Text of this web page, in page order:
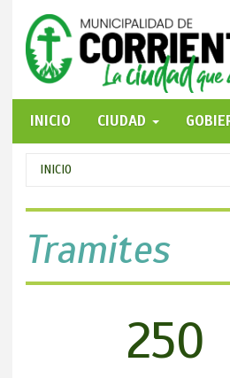
INICIO
CIUDAD
Se
encuentra
usted
aquí
INICIO
Tramites
250